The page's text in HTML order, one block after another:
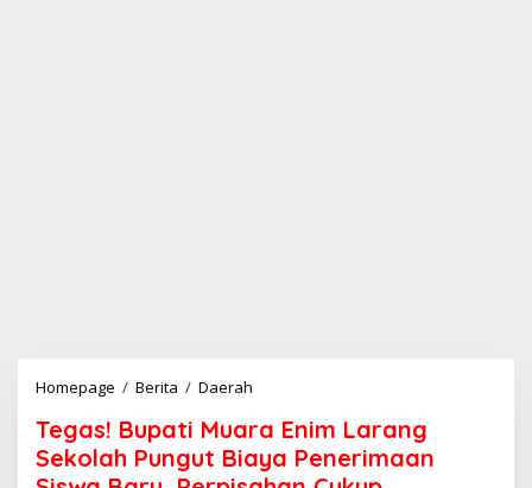
Homepage / Berita / Daerah
g
a
s
Tegas! Bupati Muara Enim Larang
Sekolah Pungut Biaya Penerimaan